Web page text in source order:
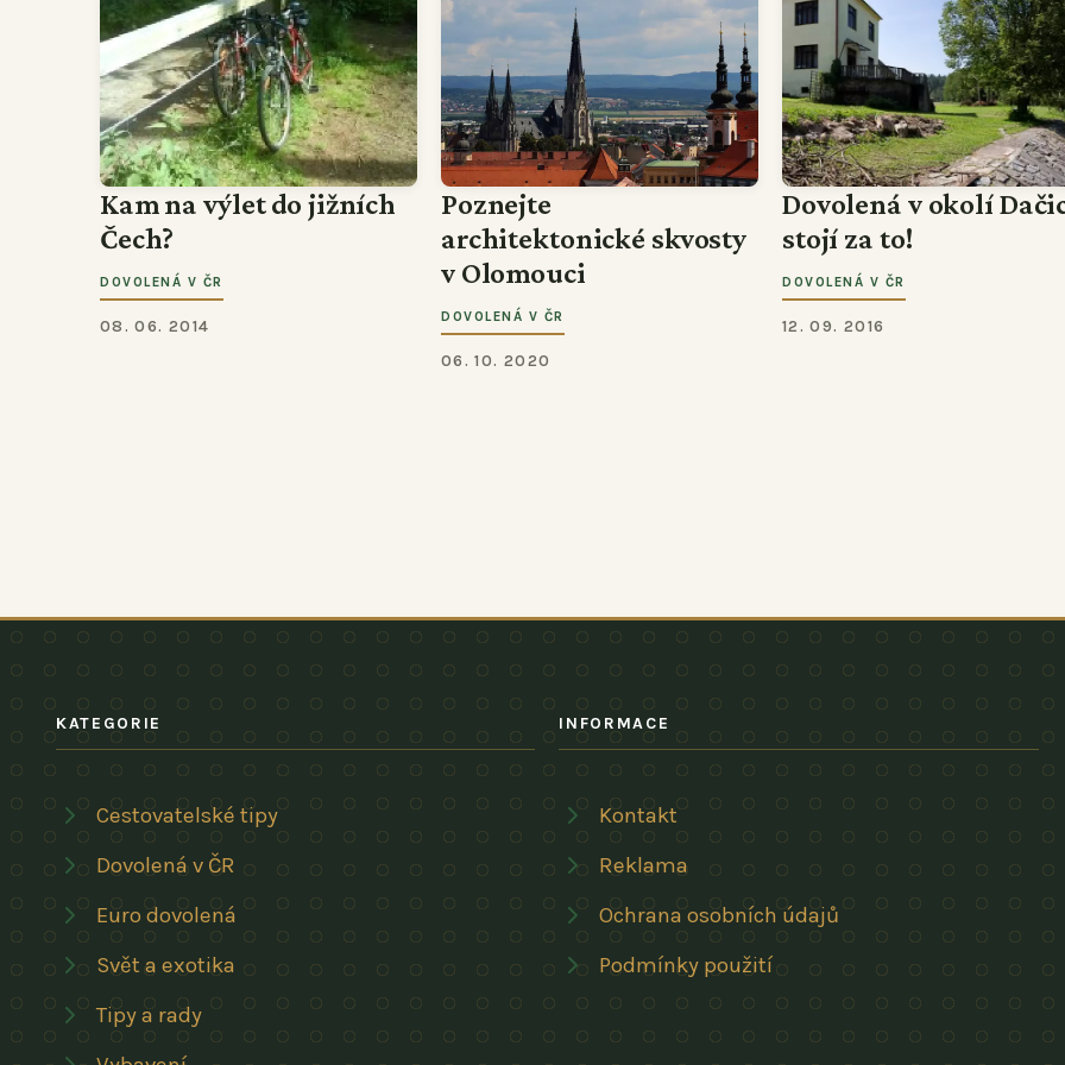
Kam na výlet do jižních
Čech?
DOVOLENÁ V ČR
08. 06. 2014
Poznejte
architektonické skvosty
v Olomouci
DOVOLENÁ V ČR
06. 10. 2020
Dovolená v okolí
stojí za to!
DOVOLENÁ V ČR
12. 09. 2016
KATEGORIE
Cestovatelské tipy
Dovolená v ČR
Euro dovolená
Svět a exotika
Tipy a rady
INFORMACE
Kontakt
Reklama
Ochrana osobních údajů
Podmínky použití